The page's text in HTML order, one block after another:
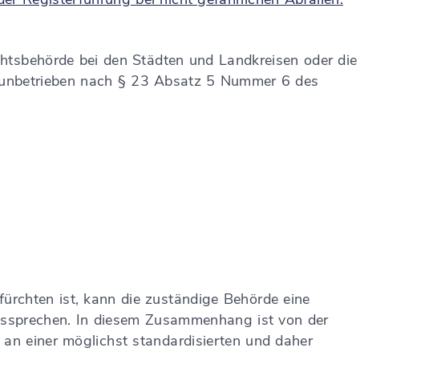
bei den Städten und Landkreisen oder die
nach § 23 Absatz 5 Nummer 6 des
ist, kann die zuständige Behörde eine
In diesem Zusammenhang ist von der
einer möglichst standardisierten und daher